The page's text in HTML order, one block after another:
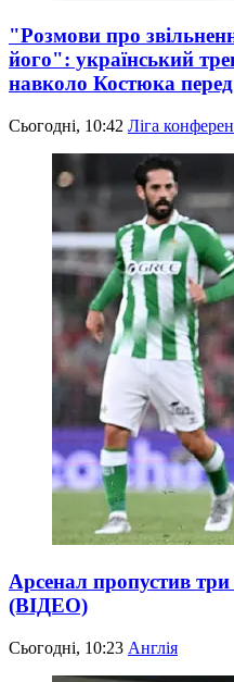
"Розмови про
його": український
навколо Костюка
Сьогодні, 10:42 Ліга
Арсенал пропустив
(ВІДЕО)
Сьогодні, 10:23 Англія